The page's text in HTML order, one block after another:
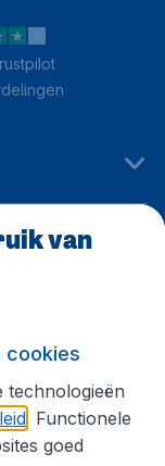
van
cookies
technologieën
. Functionele
goed